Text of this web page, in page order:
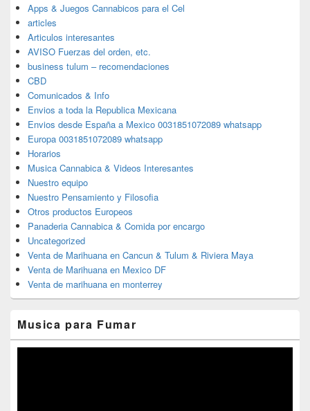
Apps & Juegos Cannabicos para el Cel
articles
Articulos interesantes
AVISO Fuerzas del orden, etc.
business tulum – recomendaciones
CBD
Comunicados & Info
Envios a toda la Republica Mexicana
Envios desde España a Mexico 0031851072089 whatsapp
Europa 0031851072089 whatsapp
Horarios
Musica Cannabica & Videos Interesantes
Nuestro equipo
Nuestro Pensamiento y Filosofia
Otros productos Europeos
Panaderia Cannabica & Comida por encargo
Uncategorized
Venta de Marihuana en Cancun & Tulum & Riviera Maya
Venta de Marihuana en Mexico DF
Venta de marihuana en monterrey
Musica para Fumar